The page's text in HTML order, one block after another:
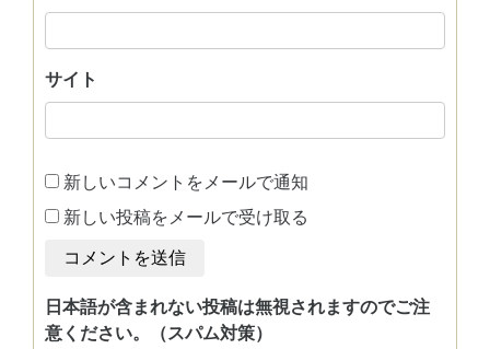
サイト
新しいコメントをメールで通知
新しい投稿をメールで受け取る
日本語が含まれない投稿は無視されますのでご注
意ください。（スパム対策）